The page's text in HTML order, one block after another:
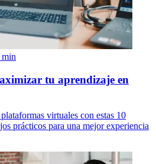
min
tu aprendizaje en
virtuales con estas 10
prácticos para una mejor experiencia